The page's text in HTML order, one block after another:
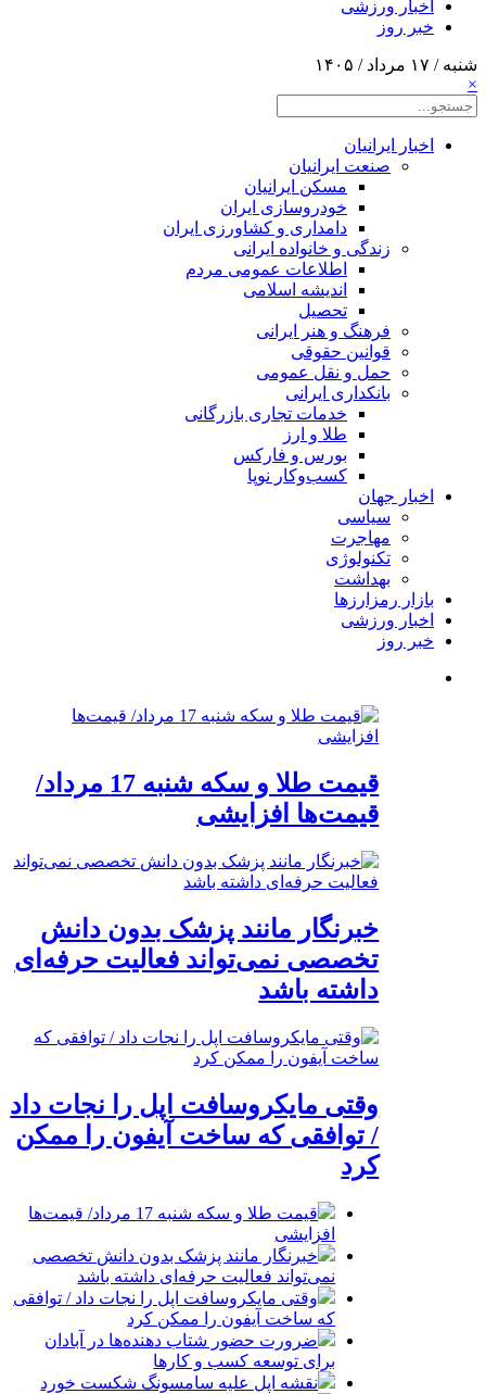
اخبار ورزشی
خبر روز
شنبه / ۱۷ مرداد / ۱۴۰۵
×
اخبار ایرانیان
صنعت ایرانیان
مسکن ایرانیان
خودروسازی ایران
دامداری و کشاورزی ایران
زندگی و خانواده ایرانی
اطلاعات عمومی مردم
اندیشه اسلامی
تحصیل
فرهنگ و هنر ایرانی
قوانین حقوقی
حمل و نقل عمومی
بانکداری ایرانی
خدمات تجاری بازرگانی
طلا و ارز
بورس و فارکس
کسب‌وکار نوپا
اخبار جهان
سیاسی
مهاجرت
تکنولوژی
بهداشت
بازار رمزارزها
اخبار ورزشی
خبر روز
قیمت طلا و سکه شنبه 17 مرداد/
قیمت‌ها افزایشی
خبرنگار مانند پزشک بدون دانش
تخصصی نمی‌تواند فعالیت حرفه‌ای
داشته باشد
وقتی مایکروسافت اپل را نجات داد
/ توافقی که ساخت آیفون را ممکن
کرد
قیمت طلا و سکه شنبه 17 مرداد/ قیمت‌ها
افزایشی
خبرنگار مانند پزشک بدون دانش تخصصی
نمی‌تواند فعالیت حرفه‌ای داشته باشد
وقتی مایکروسافت اپل را نجات داد / توافقی
که ساخت آیفون را ممکن کرد
ضرورت حضور شتاب ‌دهنده‌ها در آبادان
برای توسعه کسب‌ و کارها
نقشه اپل علیه سامسونگ شکست خورد